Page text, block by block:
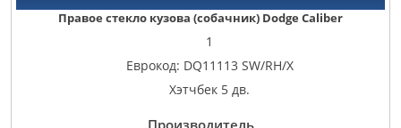
Правое стекло кузова (собачник) Dodge Caliber
1
Еврокод: DQ11113 SW/RH/X
Хэтчбек 5 дв.